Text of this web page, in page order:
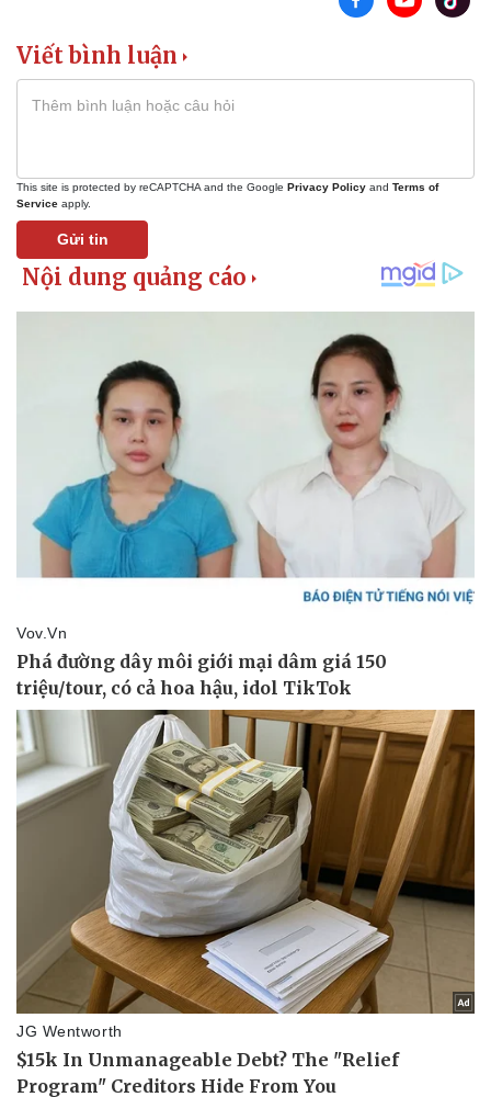
Vụ án
Tin nóng
Quân sự - Quốc phòng
Thể thao
Bóng đá
Lịch thi đấu bóng đá
Thế giới thể thao
eSports
Hậu trường
Ô tô - Xe máy
Ô tô
Xe máy
Tư vấn
Viết bình luận
This site is protected by reCAPTCHA and the Google Privacy Policy and Terms of
Service apply.
Gửi tin